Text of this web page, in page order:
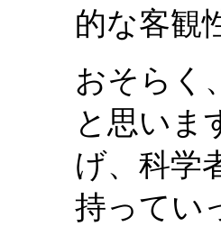
的な客観
おそらく
と思いま
げ、科学
持ってい